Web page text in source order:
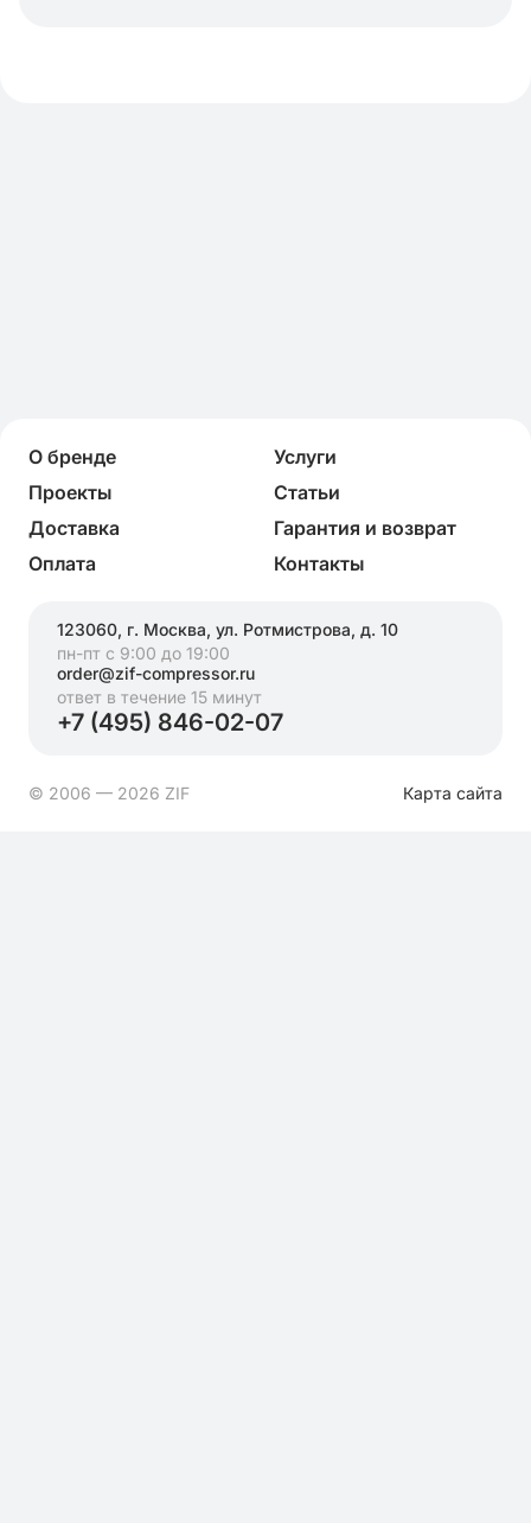
О бренде
Услуги
Проекты
Статьи
Доставка
Гарантия и возврат
Оплата
Контакты
123060, г. Москва, ул. Ротмистрова, д. 10
пн-пт с 9:00 до 19:00
order@zif-compressor.ru
ответ в течение 15 минут
+7 (495) 846-02-07
© 2006 — 2026 ZIF Карта сайта